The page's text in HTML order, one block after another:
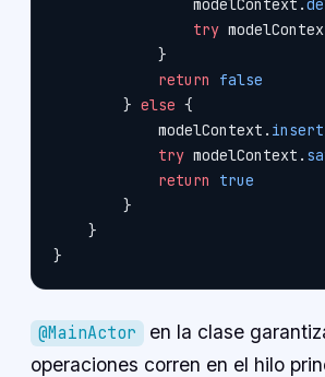
                modelContext.
                try
            }
            return
false
        }
else {
            modelContext.
insert
            try
modelContext.
            return
true
        }
    }
}
@MainActor
en la clase
operaciones corren en el hilo